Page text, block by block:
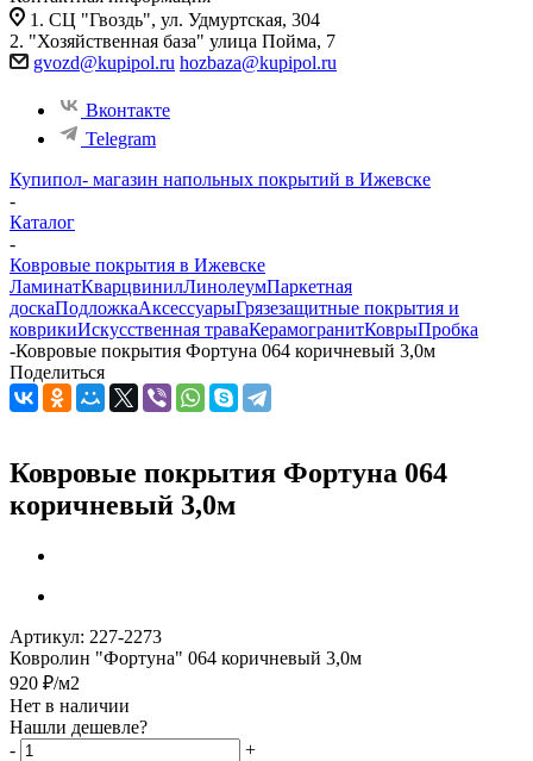
1. СЦ "Гвоздь", ул. Удмуртская, 304
2. "Хозяйственная база" улица Пойма, 7
gvozd@kupipol.ru hozbaza@kupipol.ru
Вконтакте
Telegram
Купипол- магазин напольных покрытий в Ижевске
-
Каталог
-
Ковровые покрытия в Ижевске
ЛаминатКварцвинилЛинолеумПаркетная
доскаПодложкаАксессуарыГрязезащитные покрытия и
коврикиИскусственная траваКерамогранитКоврыПробка
-Ковровые покрытия Фортуна 064 коричневый 3,0м
Поделиться
Ковровые покрытия Фортуна 064
коричневый 3,0м
Артикул: 227-2273
Ковролин "Фортуна" 064 коричневый 3,0м
920 ₽/м2
Нет в наличии
Нашли дешевле?
-
+